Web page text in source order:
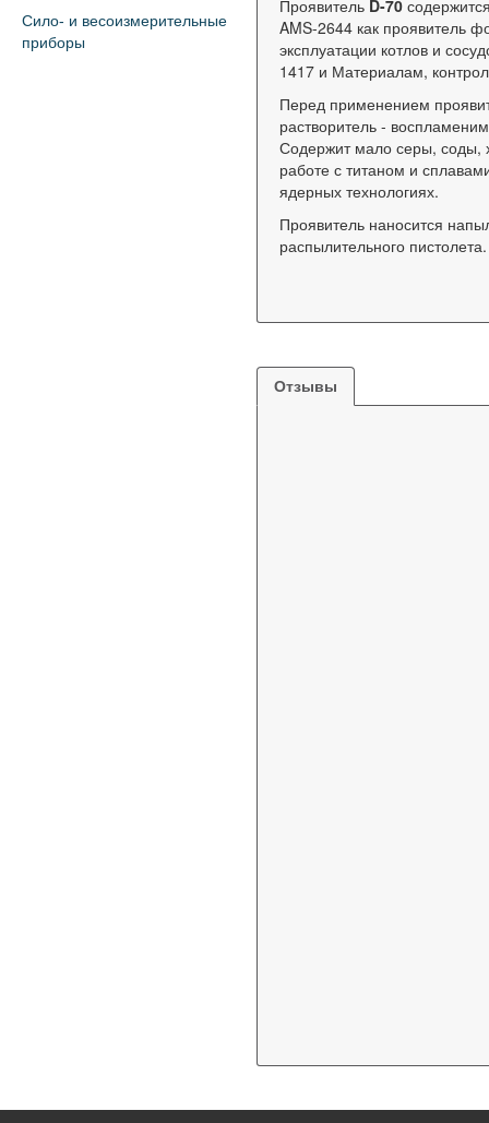
Сило- и весоизмерительные
приборы
Проявитель D-70
AMS-2644 как проявитель
эксплуатации котлов и
1417 и Материалам,
Перед применением
растворитель -
Содержит мало серы, соды,
работе с титаном и
ядерных технологиях.
Проявитель наносится
распылительного пистолета.
Отзывы